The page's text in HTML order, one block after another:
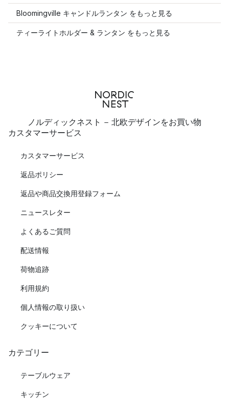
Bloomingville キャンドルランタン をもっと見る
ティーライトホルダー & ランタン をもっと見る
ノルディックネスト - 北欧デザインをお買い物
カスタマーサービス
カスタマーサービス
返品ポリシー
返品や商品交換用登録フォーム
ニュースレター
よくあるご質問
配送情報
荷物追跡
利用規約
個人情報の取り扱い
クッキーについて
カテゴリー
テーブルウェア
キッチン